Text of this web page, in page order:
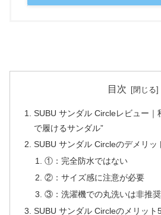
目次
SUBU サンダル Circleレビュー｜
で履けるサンダル”
SUBU サンダル Circleのデメリッ
①：完全防水ではない
②：サイズ感に注意が必要
③：洗濯機での丸洗いは非推奨
SUBU サンダル Circleのメリット